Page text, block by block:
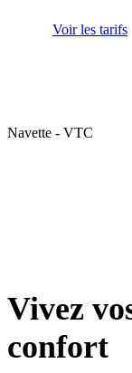
Voir les tarifs
Navette - VTC
Vivez
confort